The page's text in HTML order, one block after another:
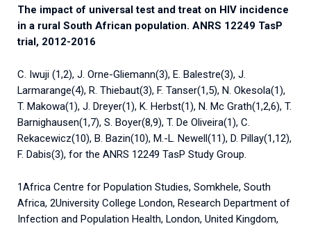
The impact of universal test and treat on HIV incidence
in a rural South African population. ANRS 12249 TasP
trial, 2012-2016
C. Iwuji (1,2), J. Orne-Gliemann(3), E. Balestre(3), J.
Larmarange(4), R. Thiebaut(3), F. Tanser(1,5), N. Okesola(1),
T. Makowa(1), J. Dreyer(1), K. Herbst(1), N. Mc Grath(1,2,6), T.
Barnighausen(1,7), S. Boyer(8,9), T. De Oliveira(1), C.
Rekacewicz(10), B. Bazin(10), M.-L. Newell(11), D. Pillay(1,12),
F. Dabis(3), for the ANRS 12249 TasP Study Group.
1Africa Centre for Population Studies, Somkhele, South
Africa, 2University College London, Research Department of
Infection and Population Health, London, United Kingdom,